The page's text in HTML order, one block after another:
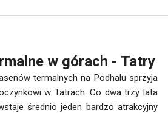
w górach - Tatry
termalnych na Podhalu sprzyja
w Tatrach. Co dwa trzy lata
średnio jeden bardzo atrakcyjny